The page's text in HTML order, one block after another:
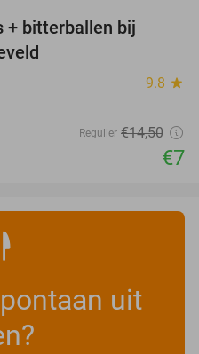
+ bitterballen bij
9.8 star
Regulier €14,50
€7
uit